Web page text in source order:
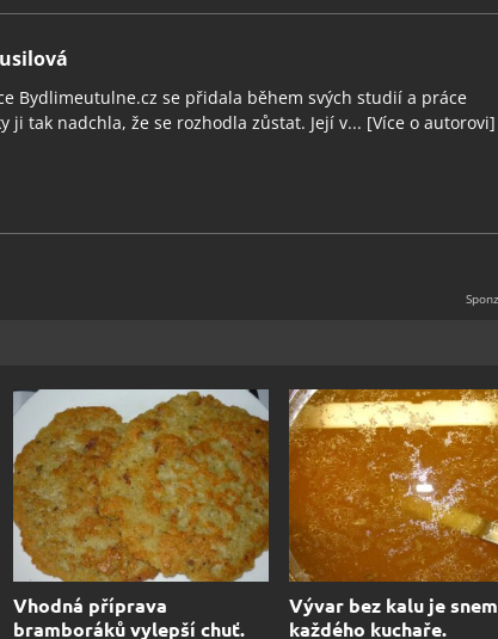
Bydlimeutulne.cz se přidala během svých studií a práce
ji tak nadchla, že se rozhodla zůstat. Její v... [Více o autorovi]
Vhodná příprava
bramboráků vylepší chuť.
Vývar bez kalu je snem
každého kuchaře.